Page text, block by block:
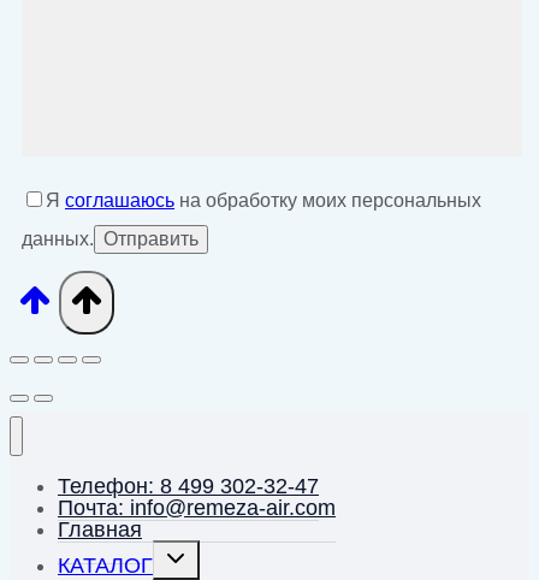
Я соглашаюсь на обработку моих персональных
данных.
Телефон: 8 499 302-32-47
Почта: info@remeza-air.com
Главная
КАТАЛОГ
Переключить